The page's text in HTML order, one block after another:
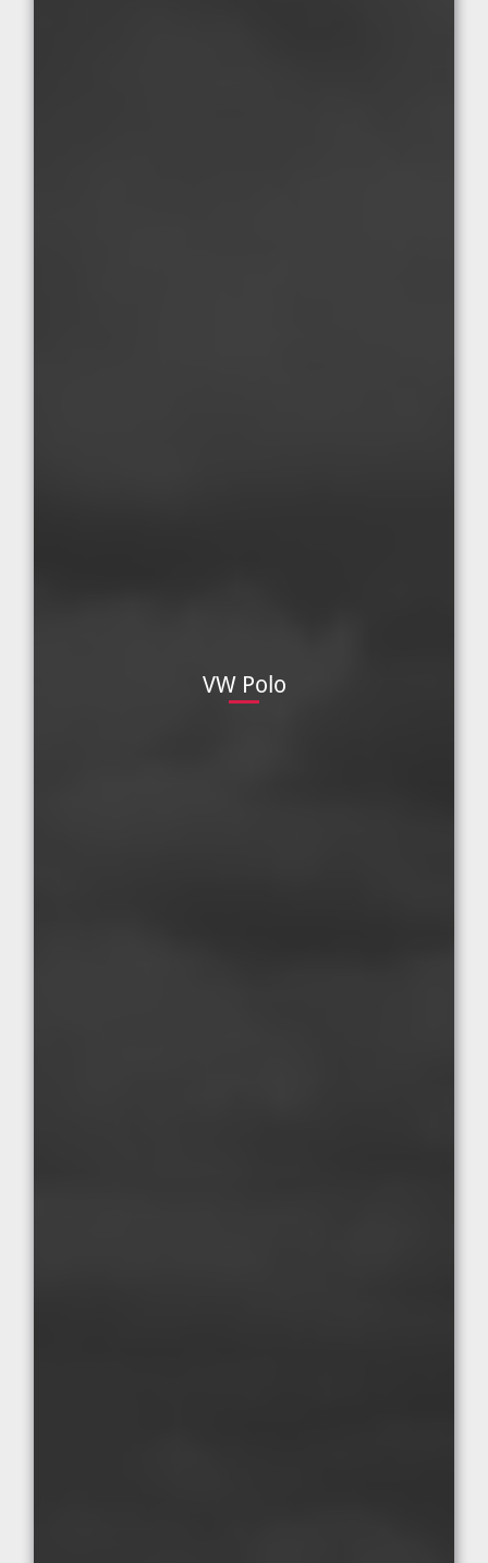
VW Polo